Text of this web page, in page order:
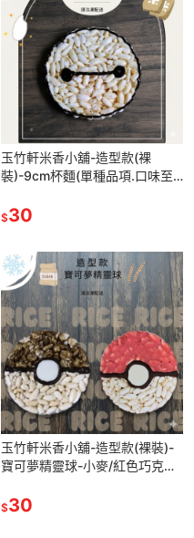
玉竹軒米香小舖-造型款(裸
裝)-9cm杯麵(單種品項.口味至
$30
玉竹軒米香小舖-造型款(裸裝)-
寶可夢精靈球-小麥/紅色巧克力
$30